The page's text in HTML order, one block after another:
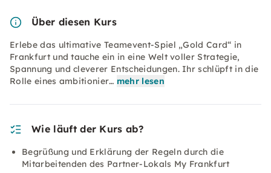
Über diesen Kurs
Erlebe das ultimative Teamevent-Spiel „Gold Card“ in
Frankfurt und tauche ein in eine Welt voller Strategie,
Spannung und cleverer Entscheidungen. Ihr schlüpft in die
Rolle eines ambitionier… mehr lesen
Wie läuft der Kurs ab?
Begrüßung und Erklärung der Regeln durch die
Mitarbeitenden des Partner-Lokals My Frankfurt